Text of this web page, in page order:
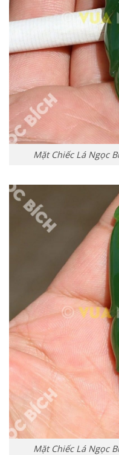
Mặt Chiếc Lá Ngọc
Mặt Chiếc Lá Ngọc